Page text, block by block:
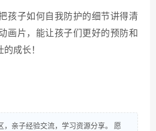
孩子如何自我防护的细节讲得清
画片，能让孩子们更好的预防和
成长！
，亲子经验交流，学习资源分享。 愿